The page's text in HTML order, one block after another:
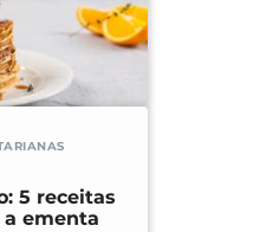
5 receitas
ementa